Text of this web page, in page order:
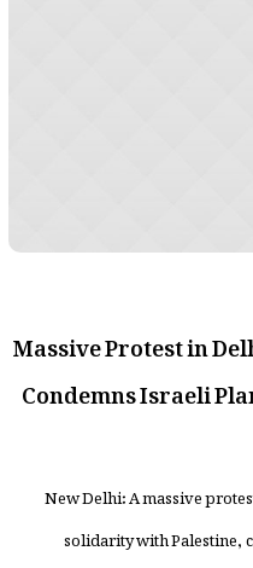
Massive Protest in
Condemns Israeli
New Delhi: A massive
solidarity with Palestine,